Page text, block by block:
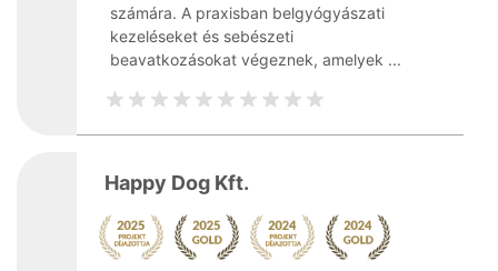
számára. A praxisban belgyógyászati
kezeléseket és sebészeti
beavatkozásokat végeznek, amelyek ...
Happy Dog Kft.